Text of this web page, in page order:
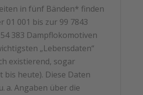
in fünf Bänden* finden
01 001 bis zur 99 7843
383 Dampflokomotiven
„Lebensdaten“
existierend, sogar
heute). Diese Daten
a. Angaben über die